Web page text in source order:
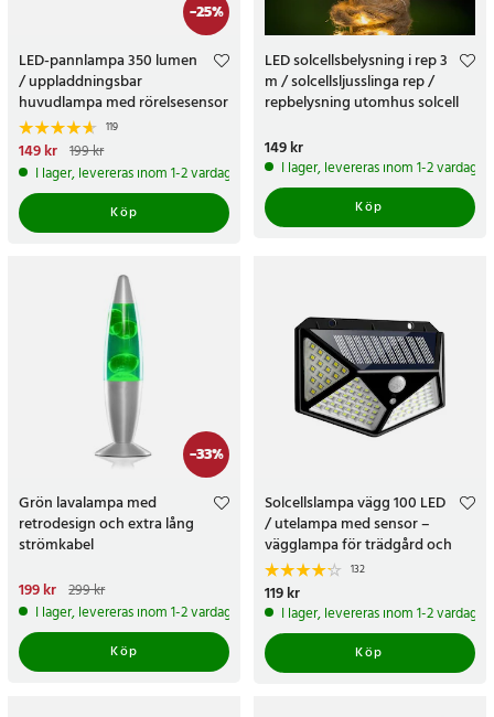
-25%
LED-pannlampa 350 lumen
/ uppladdningsbar
huvudlampa med rörelsesensor
/ 230° bred ljusvinkel / USB-C /
IPX4
119
Nuvarande pris
pris:199 kr
149 kr 199 kr
I lager, levereras inom 1-2 vardagar
Köp
LED solcellsbelysning i rep 3
m / solcellsljusslinga rep /
repbelysning utomhus solcell
Pris:149 kr
149 kr
I lager, levereras inom 1-2 vardagar
Köp
-33%
Grön lavalampa med
retrodesign och extra lång
strömkabel
Nuvarande pris
pris:299 kr
199 kr 299 kr
I lager, levereras inom 1-2 vardagar
Köp
Solcellslampa vägg 100 LED
/ utelampa med sensor –
vägglampa för trädgård och
entré
132
Pris:119 kr
119 kr
I lager, levereras inom 1-2 vardagar
Köp